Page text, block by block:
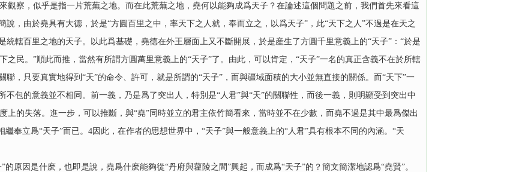
觀察，似乎是指一片荒蕪之地。而在此荒蕪之地，堯何以能夠成爲天子？在論述這個問題之前，我們首先來看這
說，由於堯具有大德，於是“方圓百里之中，率天下之人就，奉而立之，以爲天子”，此“天下之人”不過是在天之
統轄百里之地的天子。以此爲基礎，堯德在外王層面上又不斷開展，於是産生了方圓千里意義上的“天子”：“於是
之民。”順此而推，當然有所謂方圓萬里意義上的“天子”了。由此，可以肯定，“天子”一名的真正含義不在於所轄
聯，只要真實地得到“天”的命令、許可，就是所謂的“天子”，而與疆域面積的大小並無直接的關係。而“天下”一
不包的意義並不相同。前一義，乃是爲了突出人，特別是“人君”與“天”的關聯性，而後一義，則明顯受到突出中
上的失落。進一步，可以推斷，與“堯”同時並立的君主依竹簡看來，當時並不在少數，而堯不過是其中最爲傑出
繼奉立爲“天子”而已。4因此，在作者的思想世界中，“天子”與一般意義上的“人君”具有根本不同的內涵。“天
因是什麽，也即是說，堯爲什麽能夠從“丹府與藋陵之間”興起，而成爲“天子”的？簡文簡潔地認爲“堯賢”。